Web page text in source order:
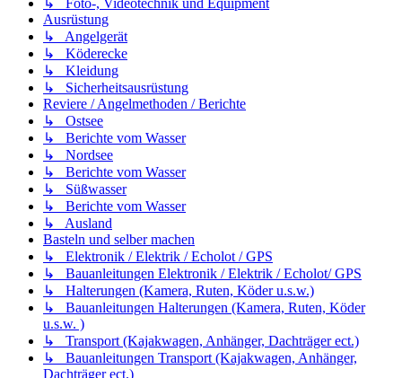
↳ Foto-, Videotechnik und Equipment
Ausrüstung
↳ Angelgerät
↳ Köderecke
↳ Kleidung
↳ Sicherheitsausrüstung
Reviere / Angelmethoden / Berichte
↳ Ostsee
↳ Berichte vom Wasser
↳ Nordsee
↳ Berichte vom Wasser
↳ Süßwasser
↳ Berichte vom Wasser
↳ Ausland
Basteln und selber machen
↳ Elektronik / Elektrik / Echolot / GPS
↳ Bauanleitungen Elektronik / Elektrik / Echolot/ GPS
↳ Halterungen (Kamera, Ruten, Köder u.s.w.)
↳ Bauanleitungen Halterungen (Kamera, Ruten, Köder
u.s.w. )
↳ Transport (Kajakwagen, Anhänger, Dachträger ect.)
↳ Bauanleitungen Transport (Kajakwagen, Anhänger,
Dachträger ect.)